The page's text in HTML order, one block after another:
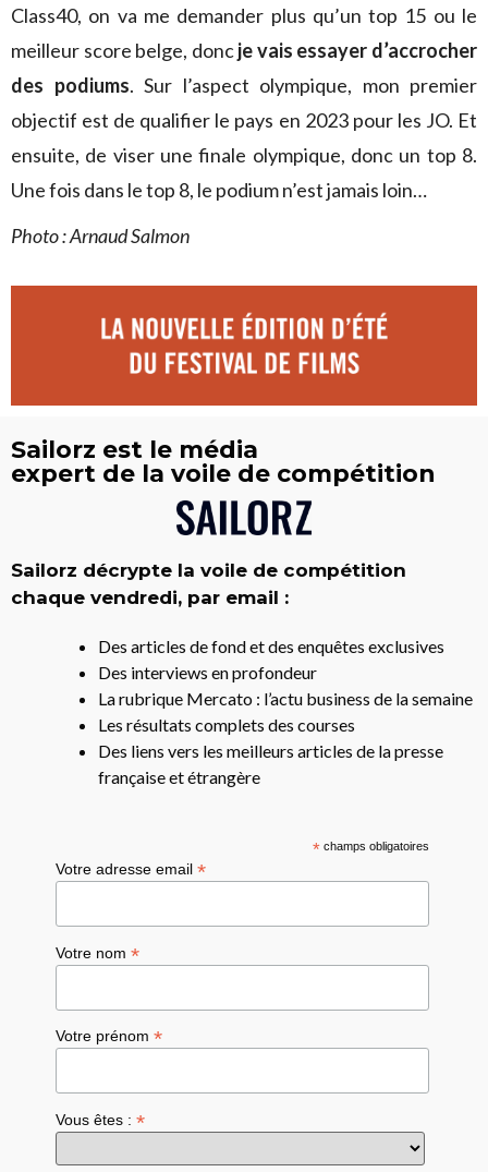
Class40, on va me demander plus qu’un top 15 ou le
meilleur score belge, doncje vais essayer d’accrocher
des podiums. Sur l’aspect olympique, mon premier
objectif est de qualifier le pays en 2023 pour les JO. Et
ensuite, de viser une finale olympique, donc un top 8.
Une fois dans le top 8, le podium n’est jamais loin…
Photo : Arnaud Salmon
Sailorz est le média
expert de la voile de compétition
Sailorz décrypte la voile de compétition
chaque vendredi, par email :
Des articles de fond et des enquêtes exclusives
Des interviews en profondeur
La rubrique Mercato : l’actu business de la semaine
Les résultats complets des courses
Des liens vers les meilleurs articles de la presse
française et étrangère
*champs obligatoires
Votre adresse email*
Votre nom*
Votre prénom*
Vous êtes :*